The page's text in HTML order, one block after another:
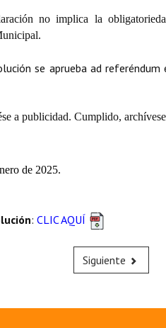
no implica la
se aprueba ad
a publicidad. Cumplido,
de 2025.
: CLIC AQUÍ
Siguiente